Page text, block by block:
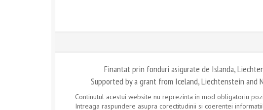
Finantat prin fonduri asigurate de Islanda,
Supported by a grant from Iceland, Liechtenstein and
Continutul acestui website nu reprezinta in mod obligatoriu
Intreaga raspundere asupra corectitudinii si coerentei